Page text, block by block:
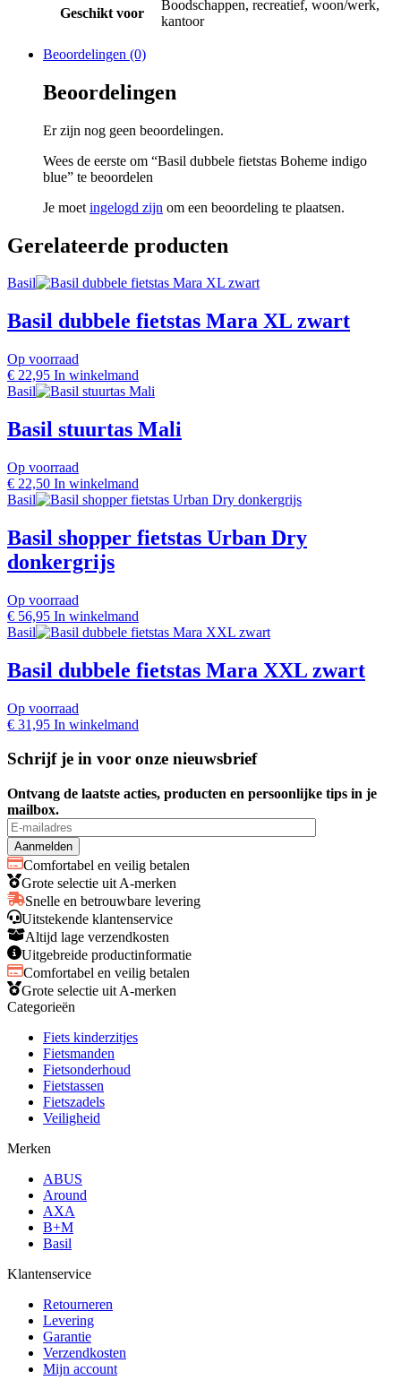
Geschikt voor
Boodschappen, recreatief, woon/werk,
kantoor
Beoordelingen (0)
Beoordelingen
Er zijn nog geen beoordelingen.
Wees de eerste om “Basil dubbele fietstas Boheme indigo
blue” te beoordelen
Je moet ingelogd zijn om een beoordeling te plaatsen.
Gerelateerde producten
Basil
Basil dubbele fietstas Mara XL zwart
Op voorraad
€ 22,95 In winkelmand
Basil
Basil stuurtas Mali
Op voorraad
€ 22,50 In winkelmand
Basil
Basil shopper fietstas Urban Dry
donkergrijs
Op voorraad
€ 56,95 In winkelmand
Basil
Basil dubbele fietstas Mara XXL zwart
Op voorraad
€ 31,95 In winkelmand
Schrijf je in voor onze nieuwsbrief
Ontvang de laatste acties, producten en persoonlijke tips in je
mailbox.
Comfortabel en veilig betalen
Grote selectie uit A-merken
Snelle en betrouwbare levering
Uitstekende klantenservice
Altijd lage verzendkosten
Uitgebreide productinformatie
Comfortabel en veilig betalen
Grote selectie uit A-merken
Categorieën
Fiets kinderzitjes
Fietsmanden
Fietsonderhoud
Fietstassen
Fietszadels
Veiligheid
Merken
ABUS
Around
AXA
B+M
Basil
Klantenservice
Retourneren
Levering
Garantie
Verzendkosten
Mijn account